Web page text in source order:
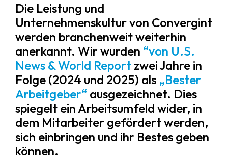
Die Leistung und
Unternehmenskultur von Convergint
werden branchenweit weiterhin
anerkannt. Wir wurden “von U.S.
News & World Report zwei Jahre in
Folge (2024 und 2025) als „Bester
Arbeitgeber“ ausgezeichnet. Dies
spiegelt ein Arbeitsumfeld wider, in
dem Mitarbeiter gefördert werden,
sich einbringen und ihr Bestes geben
können.